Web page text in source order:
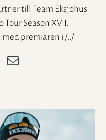
till Team Eksjöhus
Tour Season XVII.
premiären i /../